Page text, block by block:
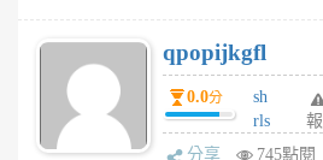
6
個
月
前
qpopijkgfl
0.0分
sh
rls
k
報
分享
745點閱